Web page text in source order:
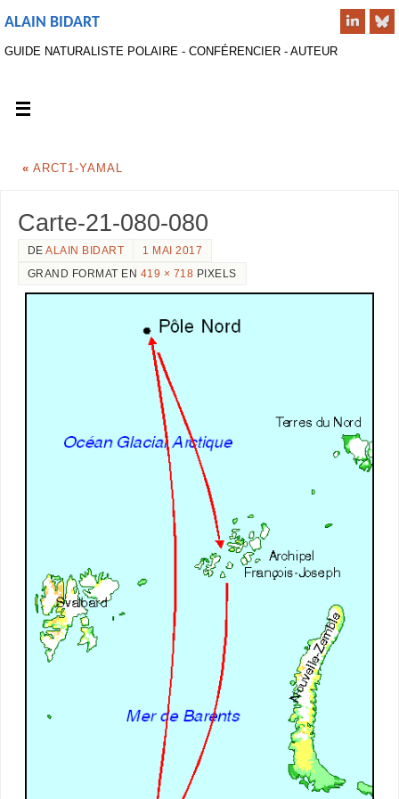
ALAIN BIDART
GUIDE NATURALISTE POLAIRE - CONFÉRENCIER - AUTEUR
« ARCT1-YAMAL
Carte-21-080-080
DEALAIN BIDART
1 MAI 2017
GRAND FORMAT EN 419 × 718 PIXELS